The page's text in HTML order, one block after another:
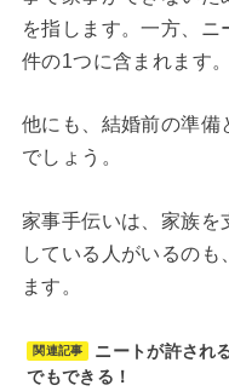
を指します。一方、
件の1つに含まれます。
他にも、結婚前の準備
でしょう。
家事手伝いは、家族を
している人がいるの
ます。
関連記事
ニートが許され
でもできる！